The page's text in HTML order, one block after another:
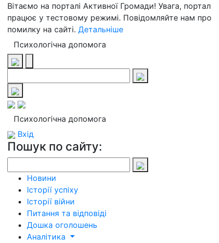
Вітаємо на порталі Активної Громади! Увага, портал
працює у тестовому режимі. Повідомляйте нам про
помилку на сайті. Детальніше
Психологічна допомога
Психологічна допомога
Вхід
Пошук по сайту:
Новини
Історії успіху
Історії війни
Питання та відповіді
Дошка оголошень
Аналітика